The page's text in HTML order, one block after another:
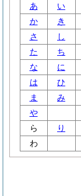
あ
い
か
き
さ
し
た
ち
な
に
は
ひ
ま
み
や
ら
り
わ